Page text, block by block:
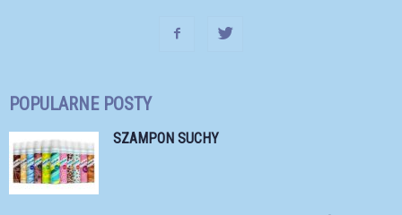
POPULARNE POSTY
SZAMPON SUCHY